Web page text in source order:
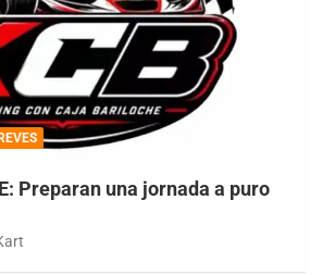
Preparan una jornada a puro